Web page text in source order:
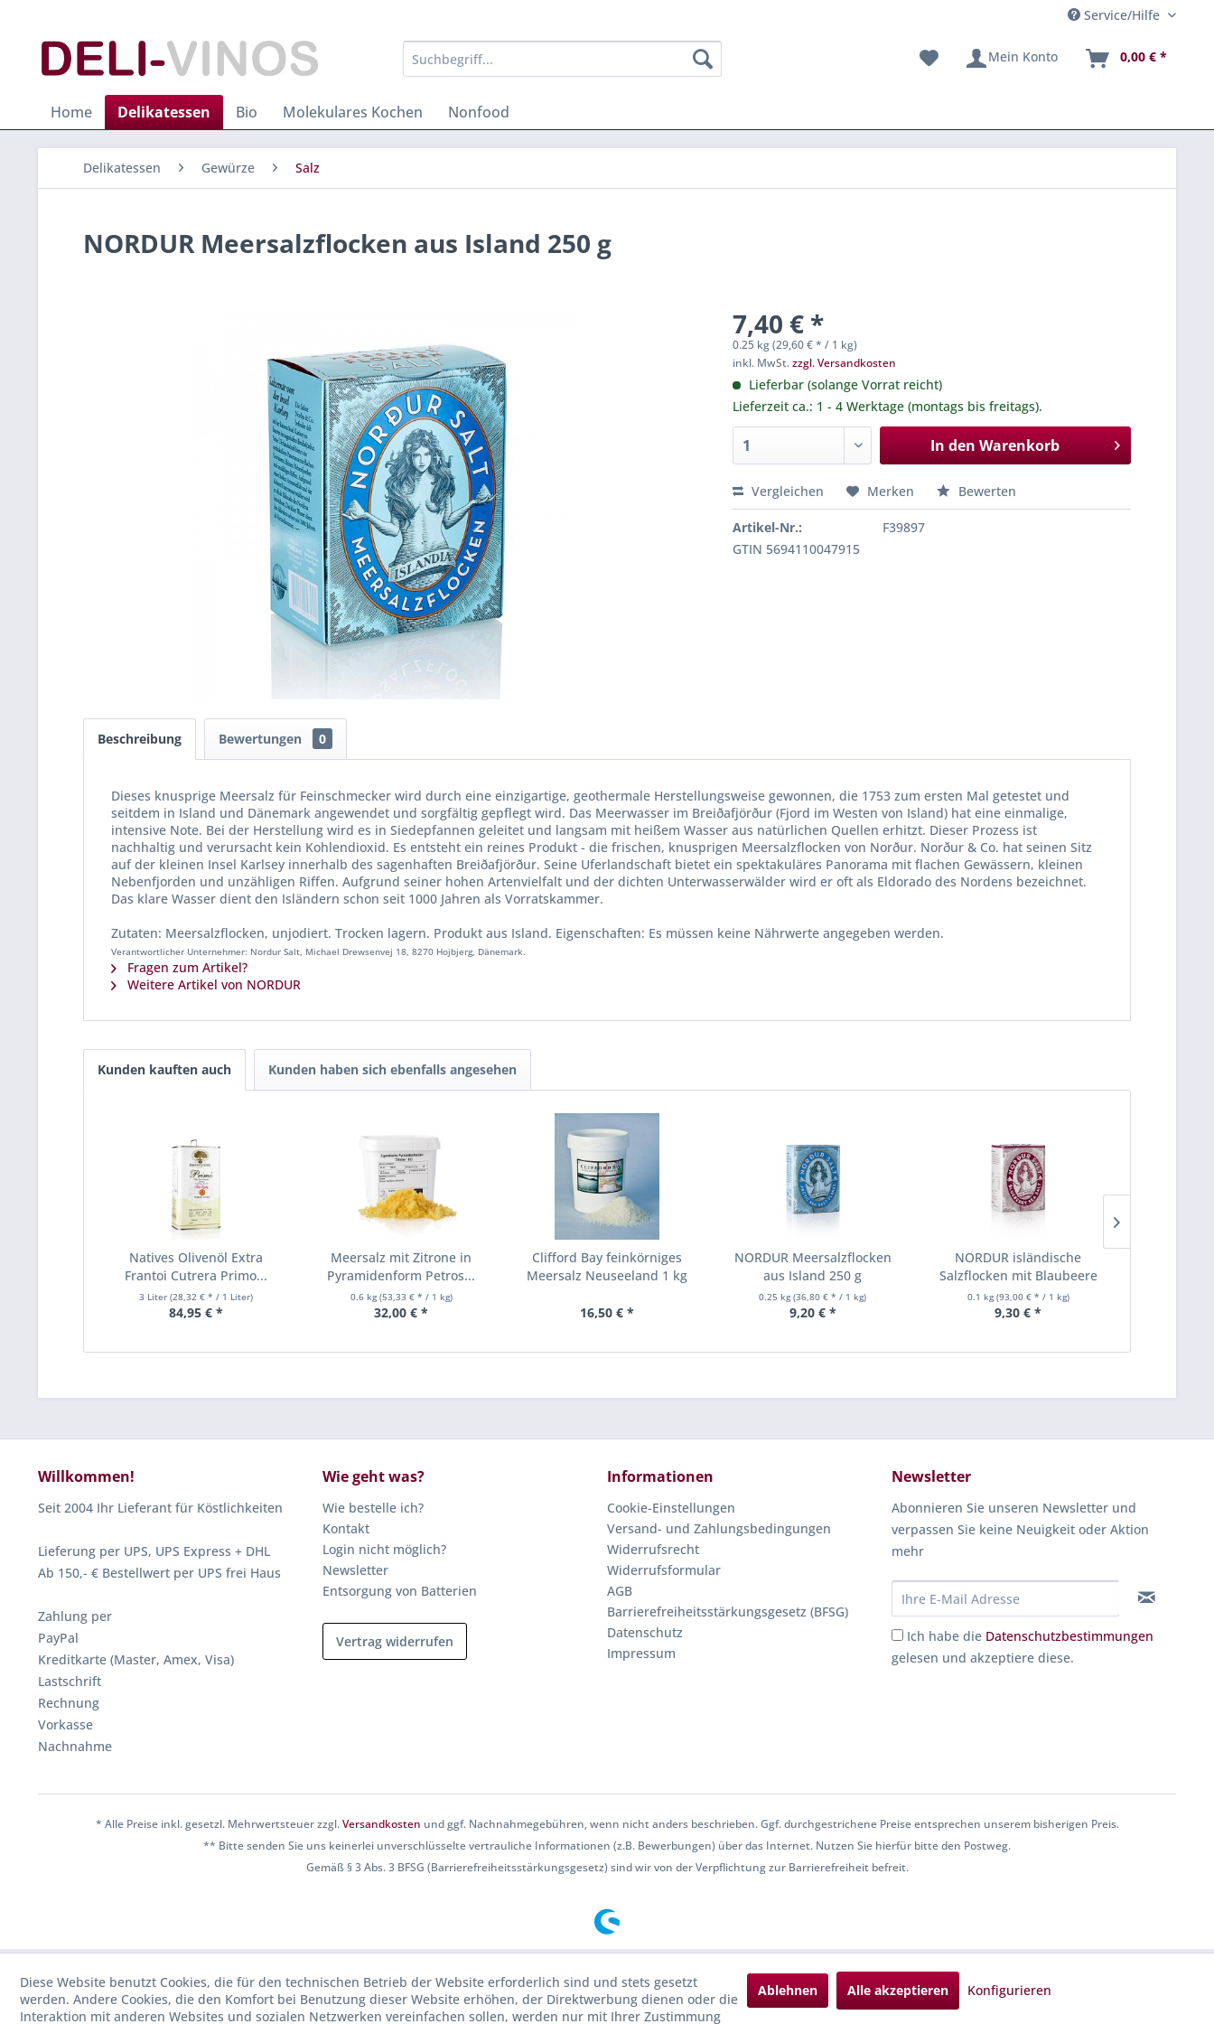
Service/Hilfe
Mein Konto 0,00 € *
Home Delikatessen Bio Molekulares Kochen Nonfood
Delikatessen Gewürze Salz
NORDUR Meersalzflocken aus Island 250 g
7,40 € *
0.25 kg (29,60 € * / 1 kg)
inkl. MwSt.zzgl. Versandkosten
Lieferbar (solange Vorrat reicht)
Lieferzeit ca.: 1 - 4 Werktage (montags bis freitags).
In den Warenkorb
Vergleichen Merken Bewerten
Artikel-Nr.:
F39897
GTIN 5694110047915
Beschreibung Bewertungen 0
Dieses knusprige Meersalz für Feinschmecker wird durch eine einzigartige, geothermale Herstellungsweise gewonnen, die 1753 zum ersten Mal getestet und
seitdem in Island und Dänemark angewendet und sorgfältig gepflegt wird. Das Meerwasser im Breiðafjörður (Fjord im Westen von Island) hat eine einmalige,
intensive Note. Bei der Herstellung wird es in Siedepfannen geleitet und langsam mit heißem Wasser aus natürlichen Quellen erhitzt. Dieser Prozess ist
nachhaltig und verursacht kein Kohlendioxid. Es entsteht ein reines Produkt - die frischen, knusprigen Meersalzflocken von Norður. Norður & Co. hat seinen Sitz
auf der kleinen Insel Karlsey innerhalb des sagenhaften Breiðafjörður. Seine Uferlandschaft bietet ein spektakuläres Panorama mit flachen Gewässern, kleinen
Nebenfjorden und unzähligen Riffen. Aufgrund seiner hohen Artenvielfalt und der dichten Unterwasserwälder wird er oft als Eldorado des Nordens bezeichnet.
Das klare Wasser dient den Isländern schon seit 1000 Jahren als Vorratskammer.
Zutaten: Meersalzflocken, unjodiert. Trocken lagern. Produkt aus Island. Eigenschaften: Es müssen keine Nährwerte angegeben werden.
Verantwortlicher Unternehmer: Nordur Salt, Michael Drewsenvej 18, 8270 Hojbjerg, Dänemark.
Fragen zum Artikel?
Weitere Artikel von NORDUR
Kunden kauften auch Kunden haben sich ebenfalls angesehen
Natives Olivenöl Extra
Frantoi Cutrera Primo...
3 Liter (28,32 € * / 1 Liter)
84,95 € *
Meersalz mit Zitrone in
Pyramidenform Petros...
0.6 kg(53,33 € * / 1 kg)
32,00 € *
Clifford Bay feinkörniges
Meersalz Neuseeland 1 kg
16,50 € *
NORDUR Meersalzflocken
aus Island 250 g
0.25 kg(36,80 € * / 1 kg)
9,20 € *
NORDUR isländische
Salzflocken mit Blaubeere
100 g
0.1 kg(93,00 € * / 1 kg)
9,30 € *
Willkommen!
Seit 2004 Ihr Lieferant für Köstlichkeiten
Lieferung per UPS, UPS Express + DHL
Ab 150,- € Bestellwert per UPS frei Haus
Zahlung per
PayPal
Kreditkarte (Master, Amex, Visa)
Lastschrift
Rechnung
Vorkasse
Nachnahme
Wie geht was?
Wie bestelle ich?
Kontakt
Login nicht möglich?
Newsletter
Entsorgung von Batterien
Vertrag widerrufen
Informationen
Cookie-Einstellungen
Versand- und Zahlungsbedingungen
Widerrufsrecht
Widerrufsformular
AGB
Barrierefreiheitsstärkungsgesetz (BFSG)
Datenschutz
Impressum
Newsletter
Abonnieren Sie unseren Newsletter und
verpassen Sie keine Neuigkeit oder Aktion
mehr
Ich habe die Datenschutzbestimmungen
gelesen und akzeptiere diese.
* Alle Preise inkl. gesetzl. Mehrwertsteuer zzgl.Versandkosten und ggf. Nachnahmegebühren, wenn nicht anders beschrieben. Ggf. durchgestrichene Preise entsprechen unserem bisherigen Preis.
** Bitte senden Sie uns keinerlei unverschlüsselte vertrauliche Informationen (z.B. Bewerbungen) über das Internet. Nutzen Sie hierfür bitte den Postweg.
Gemäß § 3 Abs. 3 BFSG (Barrierefreiheitsstärkungsgesetz) sind wir von der Verpflichtung zur Barrierefreiheit befreit.
Diese Website benutzt Cookies, die für den technischen Betrieb der Website erforderlich sind und stets gesetzt
werden. Andere Cookies, die den Komfort bei Benutzung dieser Website erhöhen, der Direktwerbung dienen oder die
Interaktion mit anderen Websites und sozialen Netzwerken vereinfachen sollen, werden nur mit Ihrer Zustimmung
Ablehnen Alle akzeptieren Konfigurieren